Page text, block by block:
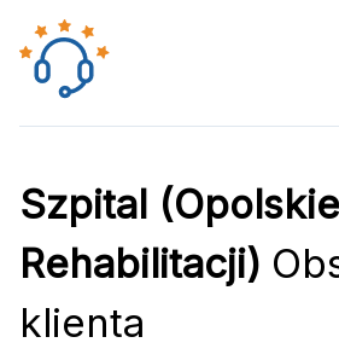
Szpital
Rehabilitacji)
klienta